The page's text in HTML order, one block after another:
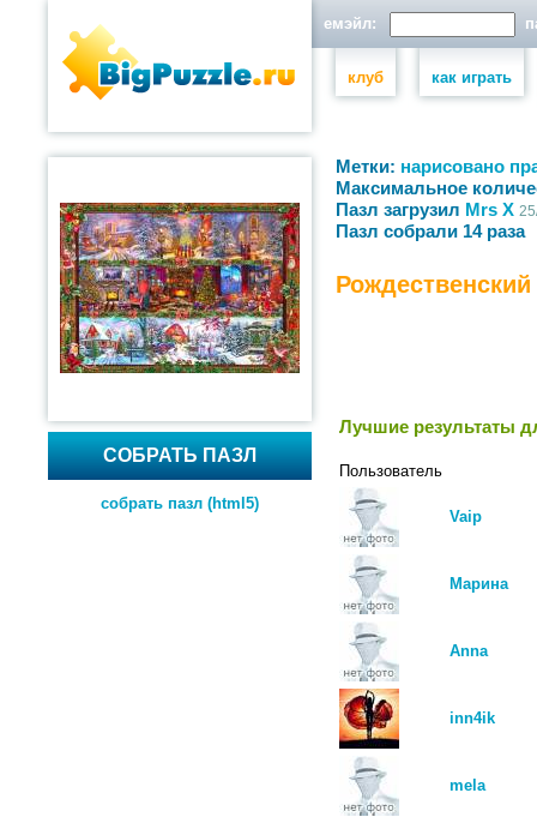
емэйл:
клуб как играть
СОБРАТЬ ПАЗЛ
собрать пазл (html5)
Метки: нарисовано
Максимальное
Пазл загрузил Mrs Х
Пазл собрали 14 раза
Лучшие результаты
Пользователь
Vaip
Марина
Anna
inn4ik
mela